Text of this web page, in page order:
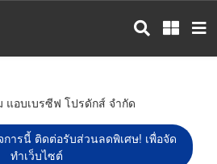
แอบเบรซีฟ โปรดักส์ จำกัด
ารนี้ ติดต่อรับส่วนลดพิเศษ! เพื่อจัด
ทำเว็บไซต์